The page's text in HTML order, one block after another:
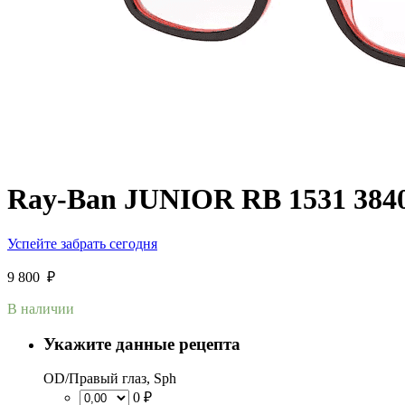
Ray-Ban JUNIOR RB 1531
Успейте забрать сегодня
9 800 ₽
В наличии
Укажите данные рецепта
OD/Правый глаз, Sph
0 ₽